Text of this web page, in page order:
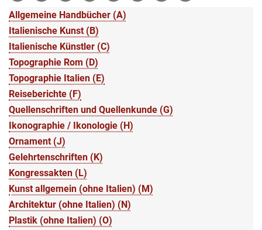
Allgemeine Handbücher (A)
Italienische Kunst (B)
Italienische Künstler (C)
Topographie Rom (D)
Topographie Italien (E)
Reiseberichte (F)
Quellenschriften und Quellenkunde (G)
Ikonographie / Ikonologie (H)
Ornament (J)
Gelehrtenschriften (K)
Kongressakten (L)
Kunst allgemein (ohne Italien) (M)
Architektur (ohne Italien) (N)
Plastik (ohne Italien) (O)